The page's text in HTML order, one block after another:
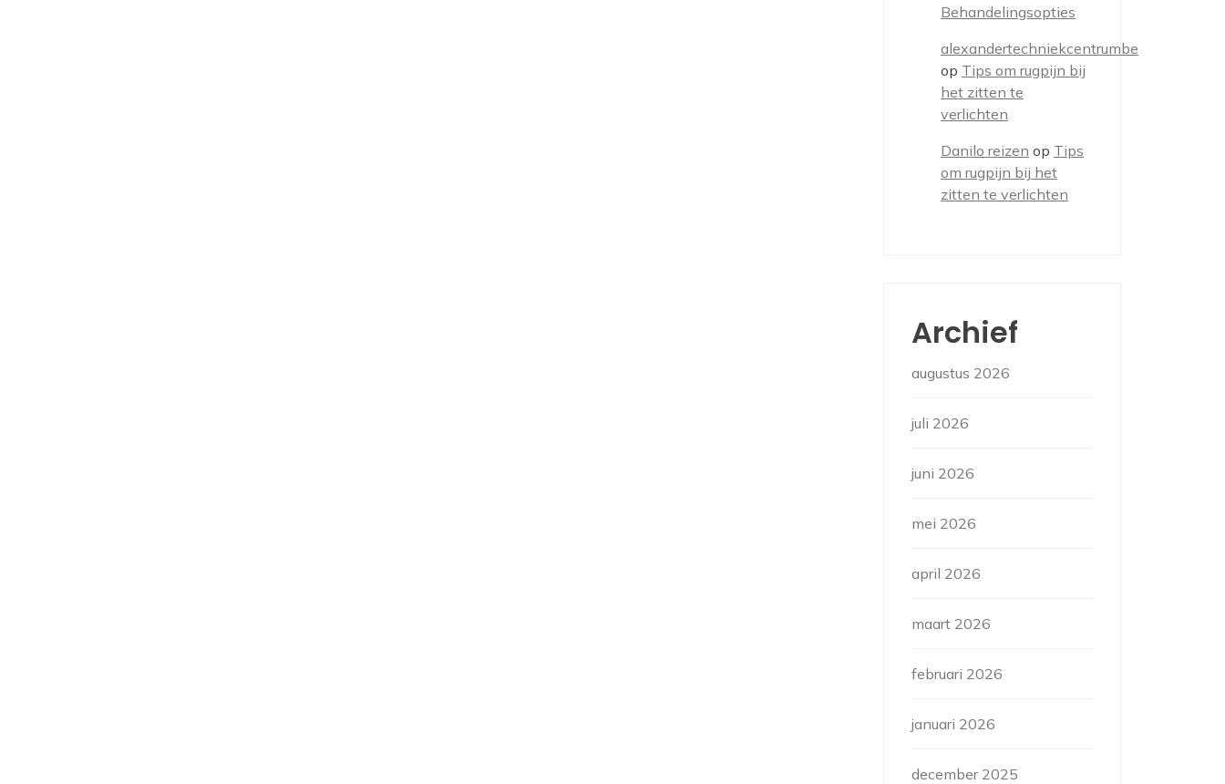
Behandelingsopties
alexandertechniekcentrumbe
op Tips om rugpijn bij
het zitten te
verlichten
Danilo reizen op Tips
om rugpijn bij het
zitten te verlichten
Archief
augustus 2026
juli 2026
juni 2026
mei 2026
april 2026
maart 2026
februari 2026
januari 2026
december 2025